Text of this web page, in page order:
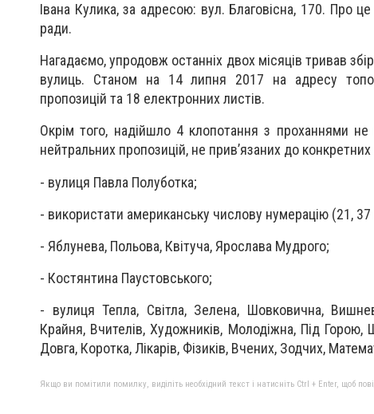
Івана Кулика, за адресою: вул. Благовісна, 170. Про
ради.
Нагадаємо, упродовж останніх двох місяців тривав
вулиць. Станом на 14 липня 2017 на адресу
пропозицій та 18 електронних листів.
Окрім того, надійшло 4 клопотання з проханнями не
нейтральних пропозицій, не прив’язаних до
- вулиця Павла Полуботка;
- використати американську числову нумерацію (21, 37
- Яблунева, Польова, Квітуча, Ярослава Мудрого;
- Костянтина Паустовського;
- вулиця Тепла, Світла, Зелена, Шовковична,
Крайня, Вчителів, Художників, Молодіжна, Під Горою,
Довга, Коротка, Лікарів, Фізиків, Вчених, Зодчих,
Якщо ви помітили помилку, виділіть необхідний текст і натисніть Ctrl + Enter, щоб